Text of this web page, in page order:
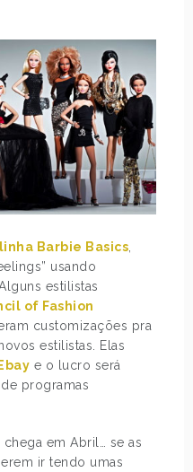
Barbie Basics
usando
estilistas
of Fashion
customizações pra
estilistas. Elas
e o lucro será
programas
em Abril… se as
ir tendo umas
PRÓXIMO POST
OVERDOSE: MAÇÃS